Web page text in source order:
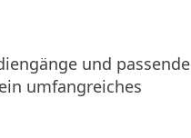
und passende
umfangreiches